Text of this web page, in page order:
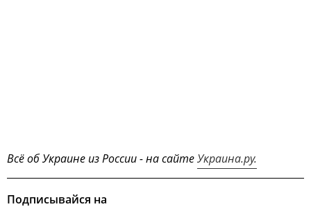
Всё об Украине из России - на сайтеУкраина.ру.
Подписывайся на